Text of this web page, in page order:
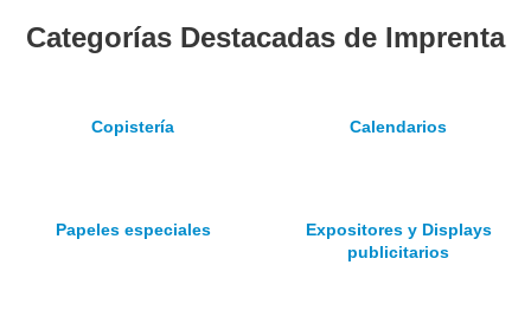
Categorías Destacadas de Imprenta
Copistería Calendarios
Papeles especiales
Expositores y Displays
publicitarios